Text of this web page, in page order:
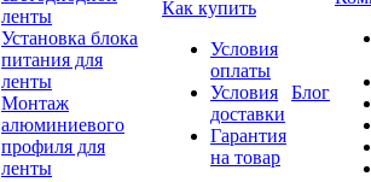
ленты
Установка блока
питания для
ленты
Монтаж
алюминиевого
профиля для
ленты
Как купить
Условия
оплаты
Условия
доставки
Гарантия
на товар
Блог